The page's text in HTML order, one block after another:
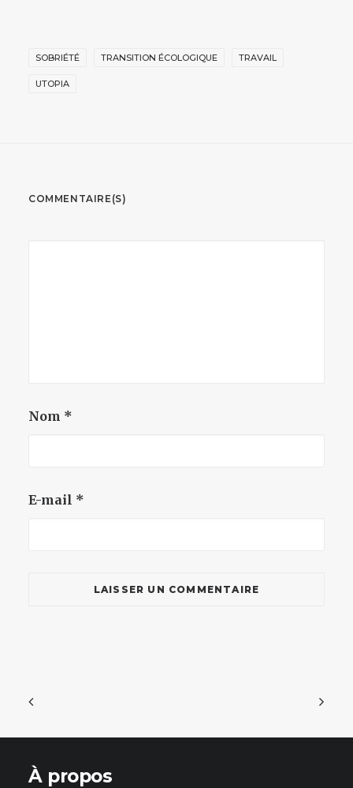
SOBRIÉTÉ TRANSITION ÉCOLOGIQUE TRAVAIL
UTOPIA
COMMENTAIRE(S)
Nom *
E-mail *
À propos